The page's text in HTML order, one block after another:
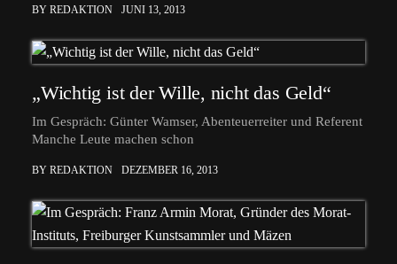
BY REDAKTION JUNI 13, 2013
„Wichtig ist der Wille, nicht das Geld“
Im Gespräch: Günter Wamser, Abenteuerreiter und Referent
Manche Leute machen schon
BY REDAKTION DEZEMBER 16, 2013